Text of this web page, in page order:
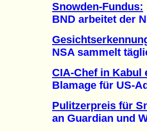
Snowden-Fundus:
BND arbeitet der
NSA sammelt
CIA-Chef in Kabul
Blamage für US-
Pulitzerpreis für
an Guardian und